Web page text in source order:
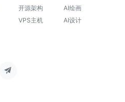
开源架构
VPS主机
AI绘画
AI设计